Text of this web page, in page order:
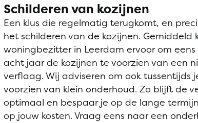
Schilderen van kozijnen
Een klus die regelmatig terugkomt, en
het schilderen van de kozijnen. Gemiddeld
woningbezitter in Leerdam ervoor om eens
acht jaar de kozijnen te voorzien van een
verflaag. Wij adviseren om ook tussentijds
voorzien van klein onderhoud. Zo blijft de
optimaal en bespaar je op de lange
op jouw kosten. Vraag eens naar een